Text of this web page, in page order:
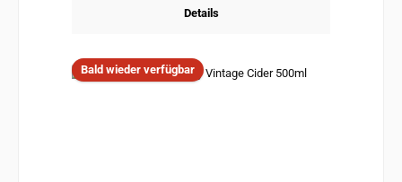
Details
Bald wieder verfügbar